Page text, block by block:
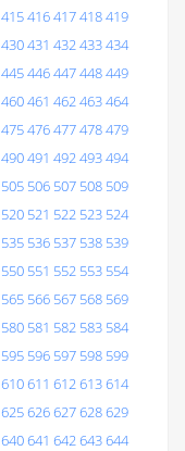
415416417418419
430431 432433434
445446447448449
460461 462463464
475476477478479
490491 492493494
505 506 507 508 509
520 521 522 523 524
535 536 537 538 539
550 551 552 553 554
565 566 567 568 569
580 581 582 583 584
595 596 597 598 599
610611 612613614
625626627628629
640641 642643644